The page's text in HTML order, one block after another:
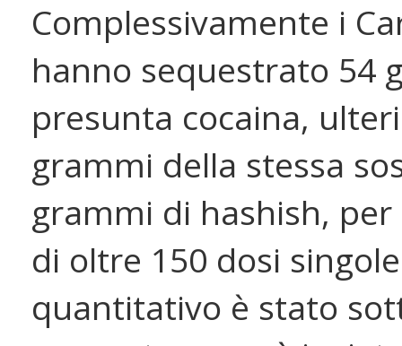
Complessivamente i
hanno sequestrato 54
presunta cocaina,
grammi della stessa
grammi di hashish,
di oltre 150 dosi
quantitativo è stato